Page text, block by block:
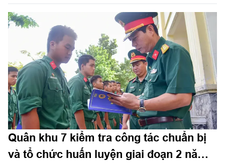
tướng Đặng Văn Lẫm, Ủy viên Thường vụ Đảng ủy, Phó Tư
lệnh Quân khu dự và chỉ đạo Hội nghị. Dự Hội nghị có đồng chí
Võ Tấn Đức, Phó Bí thư Thành ủy thành phố Đồng Nai; thủ
trưởng các cơ quan Quân khu; lãnh đạo Bộ CHQS thành phố
Đồng Nai.
Quân khu 7 kiểm tra công tác chuẩn bị
và tổ chức huấn luyện giai đoạn 2 năm